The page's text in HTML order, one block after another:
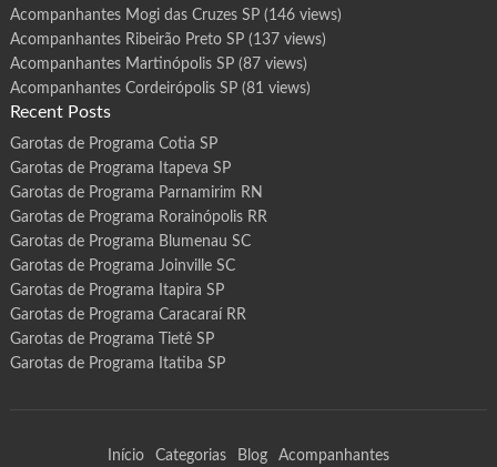
Acompanhantes Mogi das Cruzes SP(146 views)
Acompanhantes Ribeirão Preto SP(137 views)
Acompanhantes Martinópolis SP(87 views)
Acompanhantes Cordeirópolis SP(81 views)
Recent Posts
Garotas de Programa Cotia SP
Garotas de Programa Itapeva SP
Garotas de Programa Parnamirim RN
Garotas de Programa Rorainópolis RR
Garotas de Programa Blumenau SC
Garotas de Programa Joinville SC
Garotas de Programa Itapira SP
Garotas de Programa Caracaraí RR
Garotas de Programa Tietê SP
Garotas de Programa Itatiba SP
Início Categorias Blog Acompanhantes